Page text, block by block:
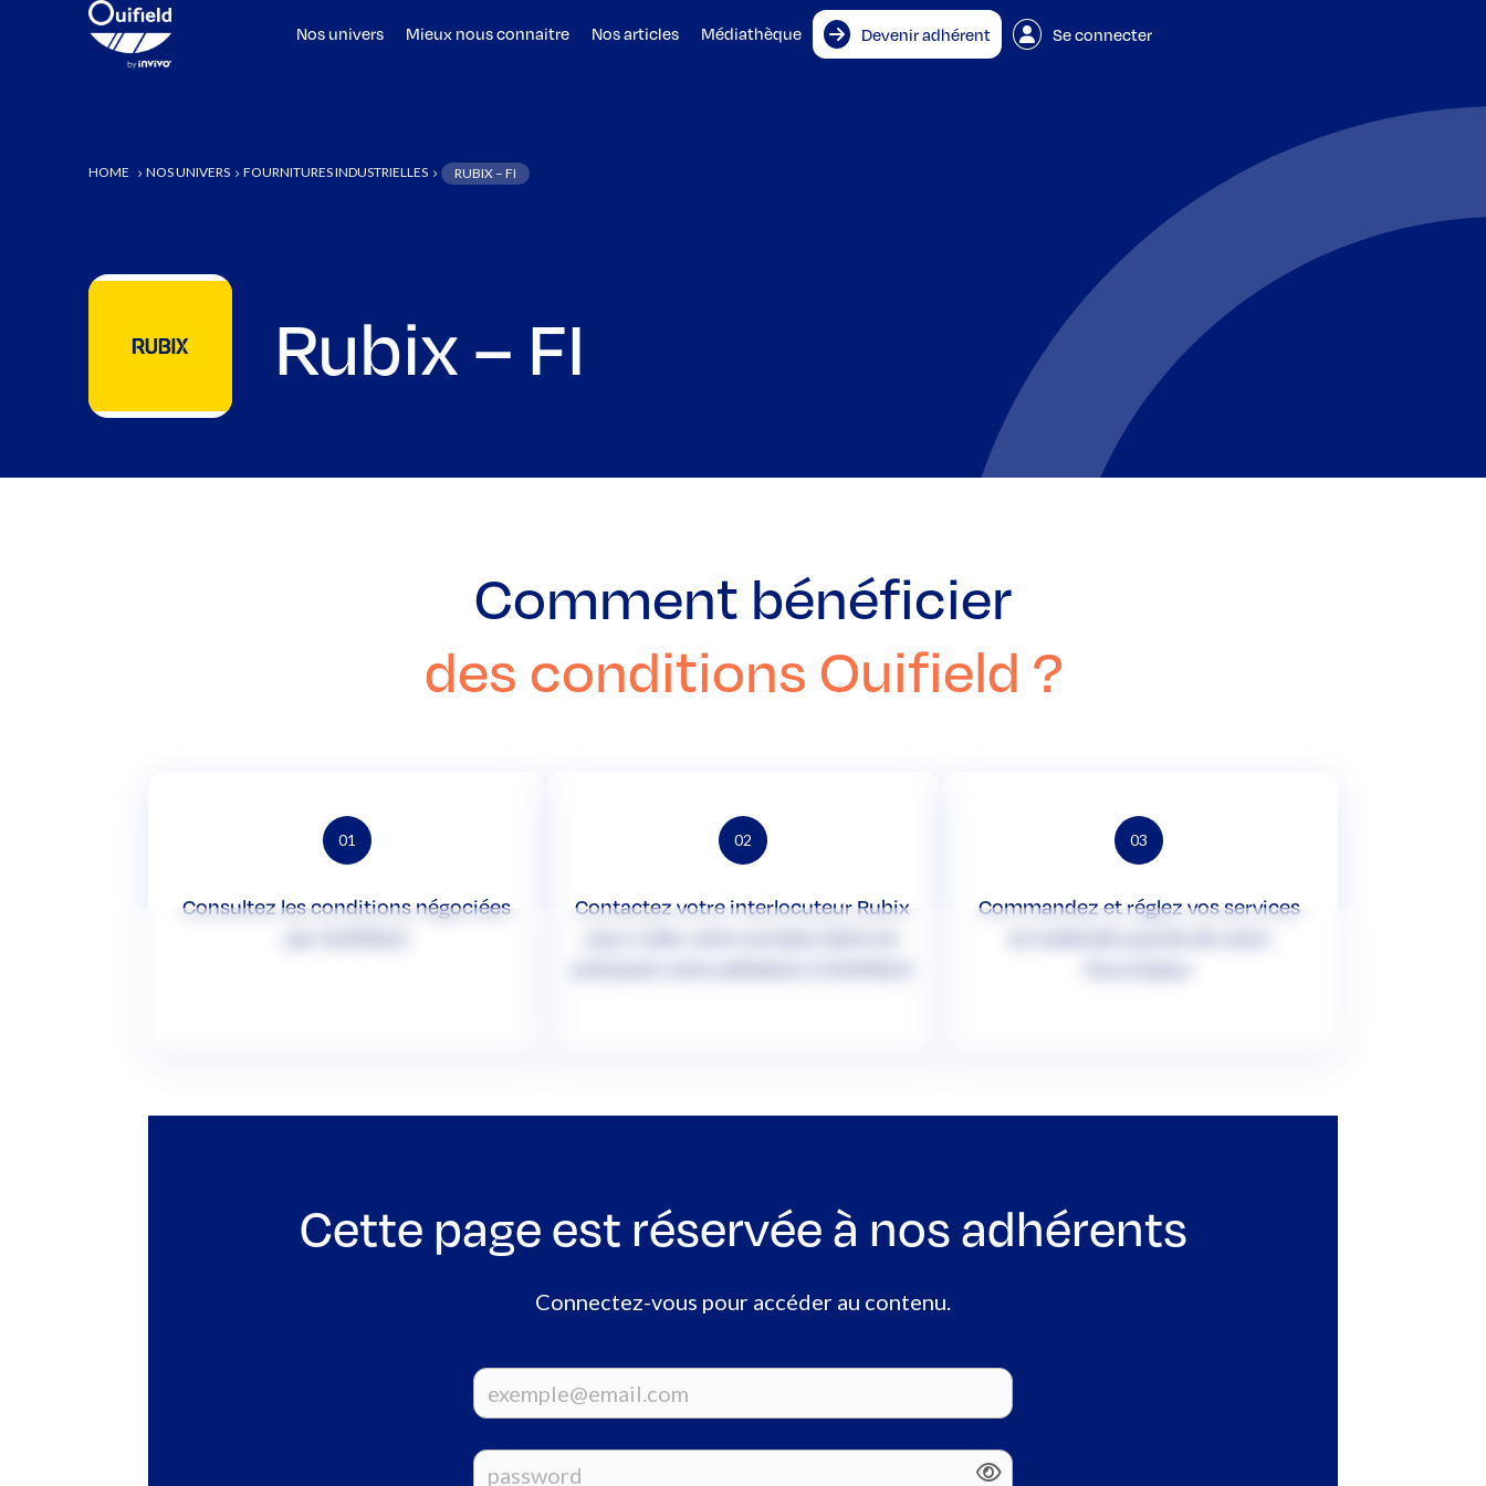
Nos univers Mieux nous connaitre Nos articles Médiathèque Devenir adhérent Se connecter
HOME 5 NOS UNIVERS 5 FOURNITURES INDUSTRIELLES 5 RUBIX – FI
Rubix – FI
Comment bénéficier
des conditions Ouifield ?
01
Consultez les conditions négociées
02
Contactez votre interlocuteur Rubix
03
Commandez et réglez vos services
Cette page est réservée à nos adhérents
Connectez-vous pour accéder au contenu.